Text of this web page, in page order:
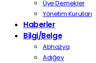
Üye Dernekler
Yönetim Kurulları
Haberler
Bilgi/Belge
Abhazya
Adığey